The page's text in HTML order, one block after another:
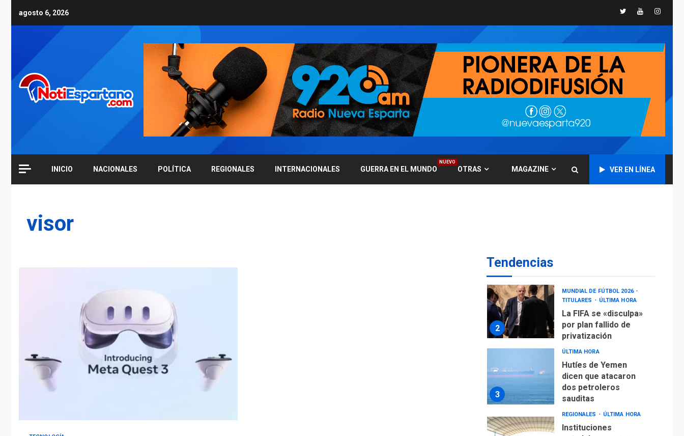
agosto 6, 2026 TwitterYoutube
INICIO NACIONALES POLÍTICA REGIONALES INTERNACIONALES GUERRA EN EL MUNDO
NUEVO
OTRAS MAGAZINE VER EN LÍNEA
visor
Tendencias
6
TITULARES
CNP plantea incluir
Libertad de Expresión
en agenda de
negociación con
comisión de AN 2015
7
DESTACADOS
Gobierno nacional y
regional nos
respaldaron desde el
primer momento tras
asegura Gustavo
Duque
2
MUNDIAL DE FÚTBOL 2026
TITULARES
ÚLTIMA HORA
La FIFA se «disculpa»
por plan fallido de
privatización
3
ÚLTIMA HORA
Hutíes de Yemen
dicen que atacaron
dos petroleros
sauditas
REGIONALES ÚLTIMA HORA
Instituciones